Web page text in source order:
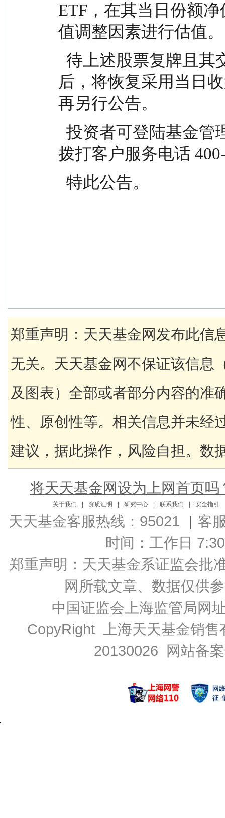
ETF，在其当日份额
值调整因素进行估值。
后，将恢复采用当日
再另行公告。
拨打客户服务电话
  特此公告。
郑重声明：天天基金网发布此信
无关。天天基金网不保证该信息
及图表）全部或者部分内容的准
性、原创性等。相关信息并未经
建议，据此操作，风险自担。数
将天天基金网设为上网首页吗
关于我们 资质证明 研究中心 联系我们 安全指引
天天基金客服热线：95021 | 客
时间：工作日
郑重声明： 天天基金系证监会批
网所载文章、数据仅供
中国证监会上海监管局网
CopyRight 上海天天基金销
20130026 网站备